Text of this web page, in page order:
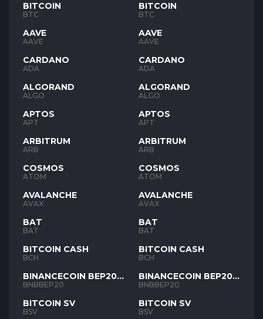
BITCOIN
BTC
AAVE
AAVE
CARDANO
ADA
ALGORAND
ALGO
APTOS
APT
ARBITRUM
ARB
COSMOS
ATOM
AVALANCHE
AVAX
BAT
BAT
BITCOIN CASH
BCH
BINANCECOIN BEP20
BNB
BNBBEP20
BITCOIN SV
BSV
BITCOIN
BTC
AAVE
AAVE
CARDANO
ADA
ALGORAND
ALGO
APTOS
APT
ARBITRUM
ARB
COSMOS
ATOM
AVALANCHE
AVAX
BAT
BAT
BITCOIN CASH
BCH
BINANCECOIN BEP20
BNB
BNBBEP20
BITCOIN SV
BSV